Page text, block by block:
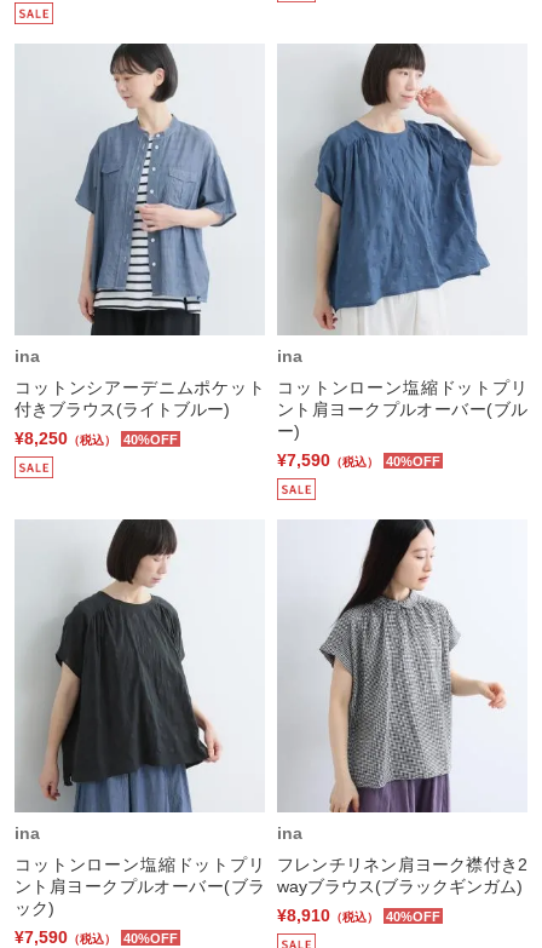
ina
コットンシアーデニムポケット
付きブラウス(ライトブルー)
¥8,250 （税込） 40%OFF
ina
コットンローン塩縮ドットプリ
ント肩ヨークプルオーバー(ブル
ー)
¥7,590 （税込） 40%OFF
ina
コットンローン塩縮ドットプリ
ント肩ヨークプルオーバー(ブラ
ック)
¥7,590 （税込） 40%OFF
ina
フレンチリネン肩ヨーク襟付き2
wayブラウス(ブラックギンガム)
¥8,910 （税込） 40%OFF